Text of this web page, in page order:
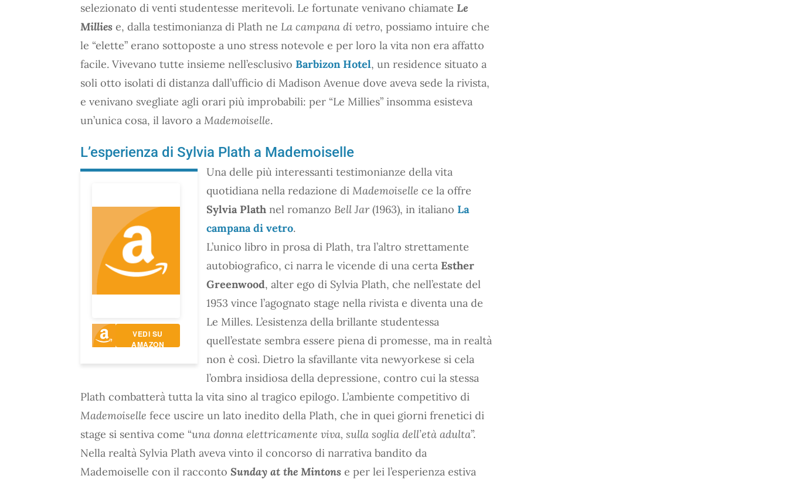
selezionato di venti studentesse meritevoli. Le fortunate venivano chiamate Le
Millies e, dalla testimonianza di Plath ne La campana di vetro, possiamo intuire che
le “elette” erano sottoposte a uno stress notevole e per loro la vita non era affatto
facile. Vivevano tutte insieme nell’esclusivo Barbizon Hotel, un residence situato a
soli otto isolati di distanza dall’ufficio di Madison Avenue dove aveva sede la rivista,
e venivano svegliate agli orari più improbabili: per “Le Millies” insomma esisteva
un’unica cosa, il lavoro a Mademoiselle.
L’esperienza di Sylvia Plath a Mademoiselle
VEDI SU
AMAZON
Una delle più interessanti testimonianze della vita
quotidiana nella redazione di Mademoiselle ce la offre
Sylvia Plath nel romanzo Bell Jar (1963), in italiano La
campana di vetro.
L’unico libro in prosa di Plath, tra l’altro strettamente
autobiografico, ci narra le vicende di una certa Esther
Greenwood, alter ego di Sylvia Plath, che nell’estate del
1953 vince l’agognato stage nella rivista e diventa una de
Le Milles. L’esistenza della brillante studentessa
quell’estate sembra essere piena di promesse, ma in realtà
non è così. Dietro la sfavillante vita newyorkese si cela
l’ombra insidiosa della depressione, contro cui la stessa
Plath combatterà tutta la vita sino al tragico epilogo. L’ambiente competitivo di
Mademoiselle fece uscire un lato inedito della Plath, che in quei giorni frenetici di
stage si sentiva come “una donna elettricamente viva, sulla soglia dell’età adulta”.
Nella realtà Sylvia Plath aveva vinto il concorso di narrativa bandito da
Mademoiselle con il racconto Sunday at the Mintons e per lei l’esperienza estiva